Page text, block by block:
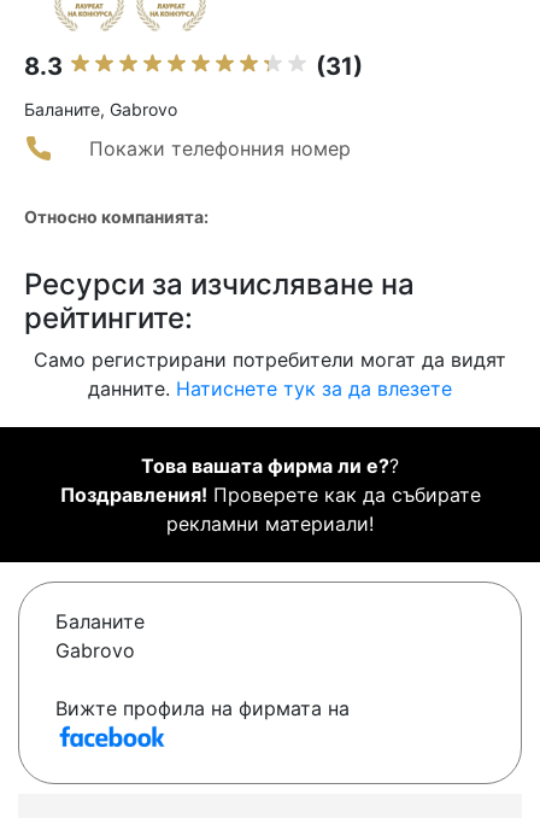
8.3 (31)
Баланите, Gabrovo
Покажи телефонния номер
Относно компанията:
Ресурси за изчисляване на
рейтингите:
Само регистрирани потребители могат да видят
данните. Натиснете тук за да влезете
Това вашата фирма ли е??
Поздравления! Проверете как да събирате
рекламни материали!
Баланите
Gabrovo
Вижте профила на фирмата на